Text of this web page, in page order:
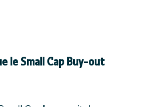
le Small Cap Buy-out